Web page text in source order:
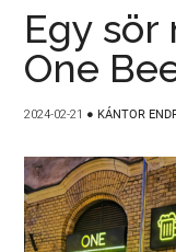
Egy sör
One
2024-02-21 ● KÁNTOR